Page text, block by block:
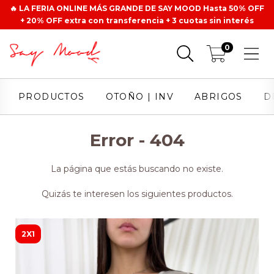
🔥 LA FERIA ONLINE MÁS GRANDE DE SAY MOOD Hasta 50% OFF
+ 20% OFF extra con transferencia + 3 cuotas sin interés
0
PRODUCTOS OTOÑO | INV ABRIGOS
Error - 404
La página que estás buscando no existe.
Quizás te interesen los siguientes productos.
2X1